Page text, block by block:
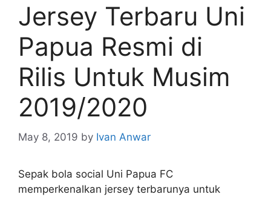
Jersey Terbaru Uni
Papua Resmi di
Rilis Untuk Musim
2019/2020
May 8, 2019 by Ivan Anwar
Sepak bola social Uni Papua FC
memperkenalkan jersey terbarunya untuk